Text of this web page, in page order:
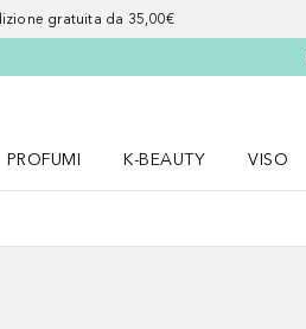
gratuita da 35,00€
PROFUMI
K-BEAUTY
VISO